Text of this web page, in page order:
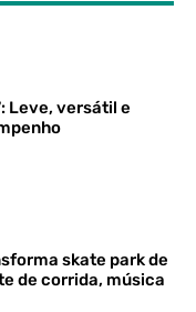
Leve, versátil e
skate park de
de corrida, música